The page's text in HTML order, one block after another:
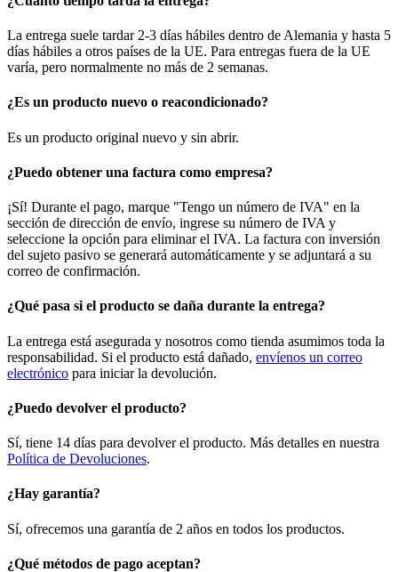
La entrega suele tardar 2-3 días hábiles dentro de Alemania y hasta 5
días hábiles a otros países de la UE. Para entregas fuera de la UE
varía, pero normalmente no más de 2 semanas.
¿Es un producto nuevo o reacondicionado?
Es un producto original nuevo y sin abrir.
¿Puedo obtener una factura como empresa?
¡Sí! Durante el pago, marque "Tengo un número de IVA" en la
sección de dirección de envío, ingrese su número de IVA y
seleccione la opción para eliminar el IVA. La factura con inversión
del sujeto pasivo se generará automáticamente y se adjuntará a su
correo de confirmación.
¿Qué pasa si el producto se daña durante la entrega?
La entrega está asegurada y nosotros como tienda asumimos toda la
responsabilidad. Si el producto está dañado, envíenos un correo
electrónico para iniciar la devolución.
¿Puedo devolver el producto?
Sí, tiene 14 días para devolver el producto. Más detalles en nuestra
Política de Devoluciones.
¿Hay garantía?
Sí, ofrecemos una garantía de 2 años en todos los productos.
¿Qué métodos de pago aceptan?